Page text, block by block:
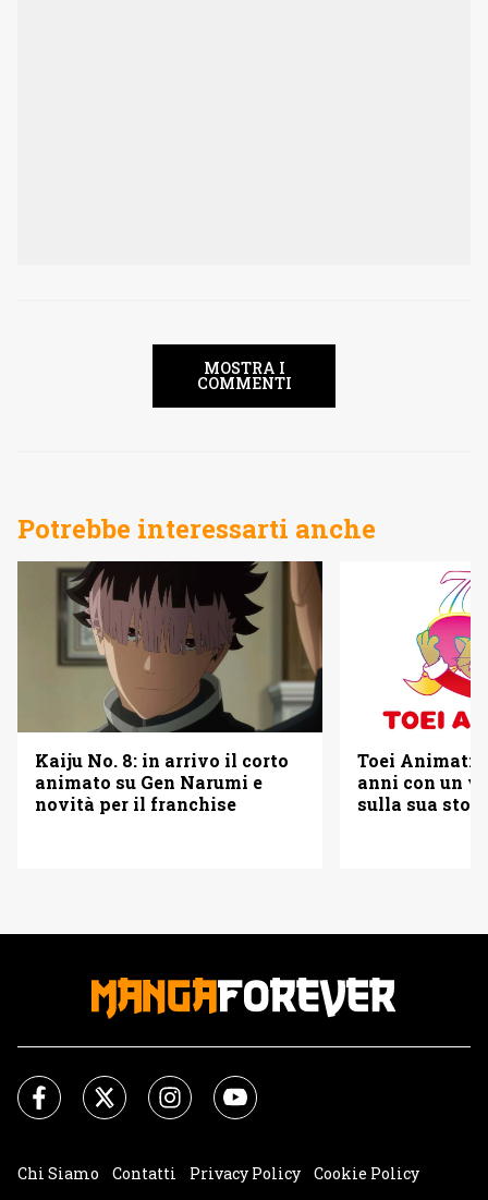
MOSTRA I
COMMENTI
Potrebbe interessarti anche
Kaiju No. 8: in arrivo il corto
animato su Gen Narumi e
novità per il franchise
Toei
anni con un
sulla sua
Chi Siamo Contatti Privacy Policy
Cookie Policy